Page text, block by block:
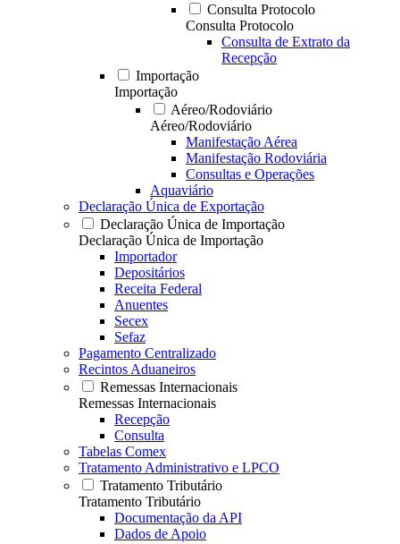
Consulta Protocolo
Consulta Protocolo
Consulta de Extrato da
Recepção
Importação
Importação
Aéreo/Rodoviário
Aéreo/Rodoviário
Manifestação Aérea
Manifestação Rodoviária
Consultas e Operações
Aquaviário
Declaração Única de Exportação
Declaração Única de Importação
Declaração Única de Importação
Importador
Depositários
Receita Federal
Anuentes
Secex
Sefaz
Pagamento Centralizado
Recintos Aduaneiros
Remessas Internacionais
Remessas Internacionais
Recepção
Consulta
Tabelas Comex
Tratamento Administrativo e LPCO
Tratamento Tributário
Tratamento Tributário
Documentação da API
Dados de Apoio